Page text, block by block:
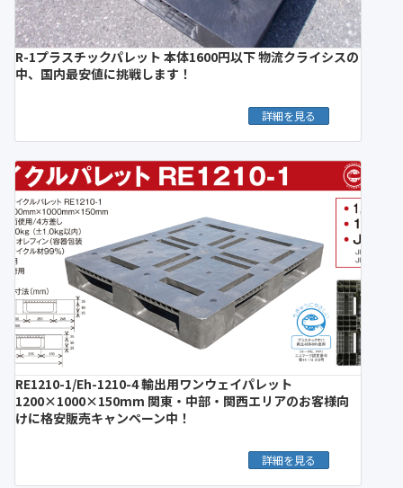
R-1プラスチックパレット 本体1600円以下 物流クライシスの
中、国内最安値に挑戦します！
詳細を見る
RE1210-1/Eh-1210-4 輸出用ワンウェイパレット
1200×1000×150mm 関東・中部・関西エリアのお客様向
けに格安販売キャンペーン中！
詳細を見る